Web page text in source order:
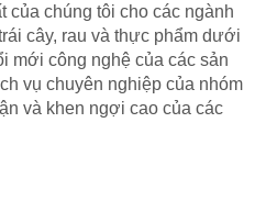
của chúng tôi cho các ngành
cây, rau và thực phẩm dưới
mới công nghệ của các sản
vụ chuyên nghiệp của nhóm
và khen ngợi cao của các